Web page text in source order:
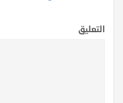
التعليق